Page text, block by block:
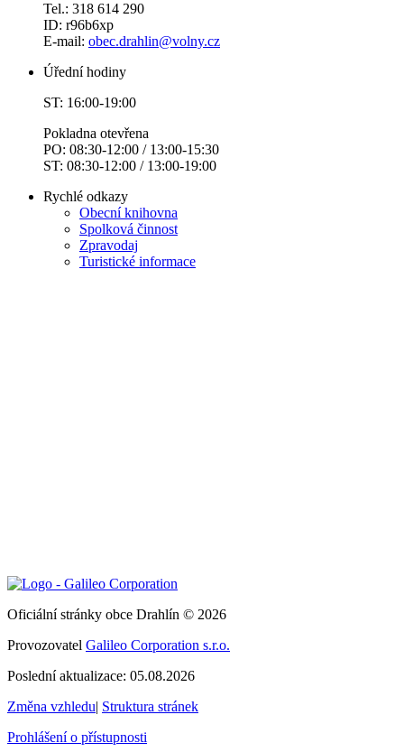
Tel.: 318 614 290
ID: r96b6xp
E-mail: obec.drahlin@volny.cz
Úřední hodiny
ST: 16:00-19:00
Pokladna otevřena
PO: 08:30-12:00 / 13:00-15:30
ST: 08:30-12:00 / 13:00-19:00
Rychlé odkazy
Obecní knihovna
Spolková činnost
Zpravodaj
Turistické informace
Oficiální stránky obce Drahlín © 2026
Provozovatel Galileo Corporation s.r.o.
Poslední aktualizace: 05.08.2026
Změna vzhledu| Struktura stránek
Prohlášení o přístupnosti